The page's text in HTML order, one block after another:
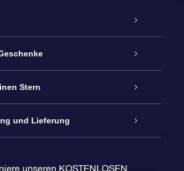
Stern
und Lieferung
unseren KOSTENLOSEN